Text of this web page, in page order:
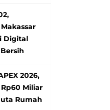
Digital
2026,
Miliar
Rumah